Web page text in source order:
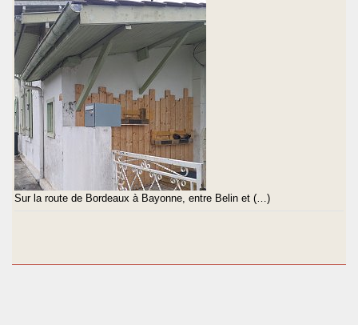
Sur la route de Bordeaux à Bayonne, entre Belin et (…)